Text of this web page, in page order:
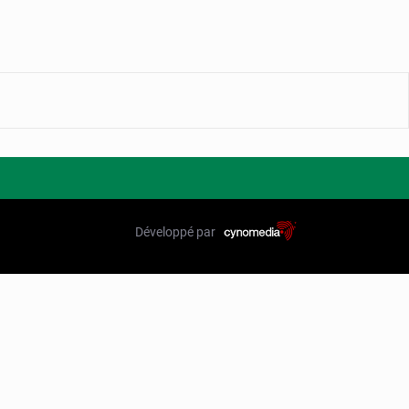
Développé par